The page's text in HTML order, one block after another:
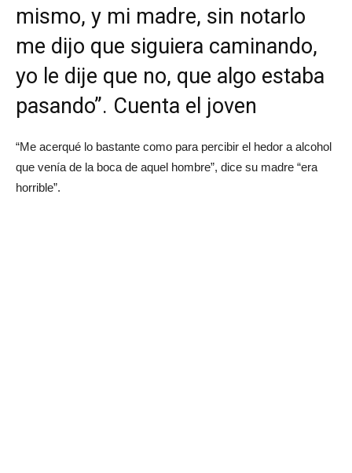
mismo, y mi madre, sin notarlo
me dijo que siguiera caminando,
yo le dije que no, que algo estaba
pasando”. Cuenta el joven
“Me acerqué lo bastante como para percibir el hedor a alcohol
que venía de la boca de aquel hombre”, dice su madre “era
horrible”.